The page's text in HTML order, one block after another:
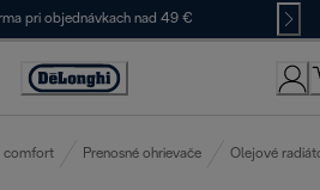
pri objednávkach nad 49 €
Accessibility
comfort Prenosné ohrievače Olejové